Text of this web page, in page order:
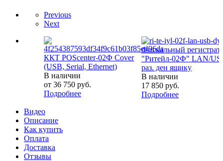
Previous
Next
ККТ POScenter-02Ф Cover
(USB, Serial, Ethernet)
В наличии
от 36 750 руб.
Подробнее
Фискальный
"Ритейл-02Ф" LAN/
раз. ден ящику
В наличии
17 850 руб.
Подробнее
Видео
Описание
Как купить
Оплата
Доставка
Отзывы